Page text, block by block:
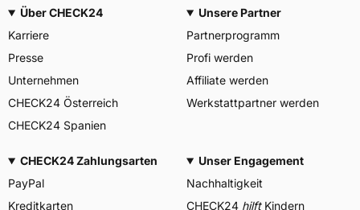
Über CHECK24
Karriere
Presse
Unternehmen
CHECK24 Österreich
CHECK24 Spanien
Unsere Partner
Partnerprogramm
Profi werden
Affiliate werden
Werkstattpartner werden
CHECK24 Zahlungsarten
PayPal
Kreditkarten
Unser Engagement
Nachhaltigkeit
CHECK24 hilftKindern